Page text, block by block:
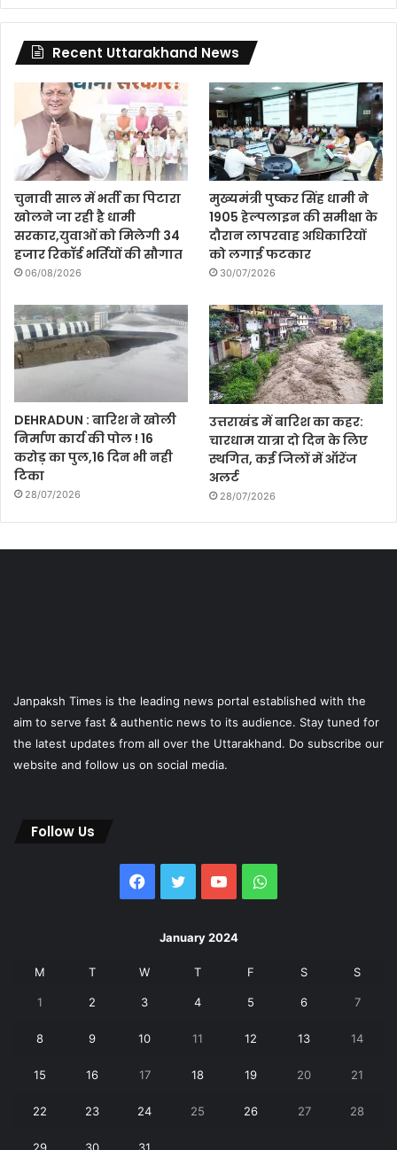
Recent Uttarakhand News
चुनावी साल में भर्ती का पिटारा
खोलने जा रही है धामी
सरकार,युवाओं को मिलेगी 34
हजार रिकॉर्ड भर्तियों की सौगात
06/08/2026
मुख्यमंत्री पुष्कर सिंह धामी ने
1905 हेल्पलाइन की समीक्षा के
दौरान लापरवाह अधिकारियों
को लगाई फटकार
30/07/2026
DEHRADUN : बारिश ने खोली
निर्माण कार्य की पोल ! 16
करोड़ का पुल,16 दिन भी नही
टिका
28/07/2026
उत्तराखंड में बारिश का कहर:
चारधाम यात्रा दो दिन के लिए
स्थगित, कई जिलों में ऑरेंज
अलर्ट
28/07/2026
Janpaksh Times is the leading news portal established with the
aim to serve fast & authentic news to its audience. Stay tuned for
the latest updates from all over the Uttarakhand. Do subscribe our
website and follow us on social media.
Follow Us
Facebook
Twitter YouTubeWhatsApp
January 2024
M T W T F S S
1 2 3 4 5 6 7
8 9 10 11 12 13 14
15 16 17 18 19 20 21
22 23 24 25 26 27 28